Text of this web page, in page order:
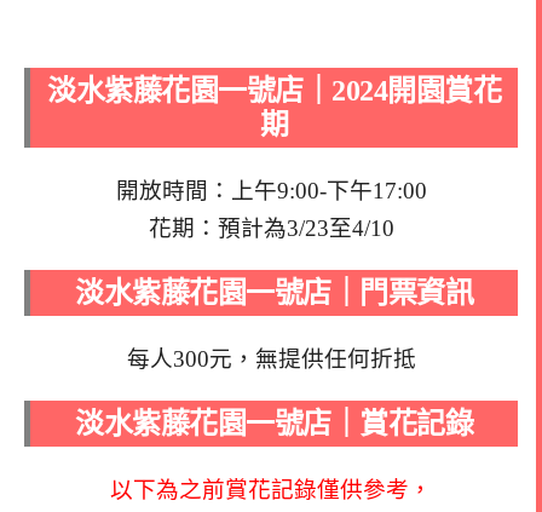
淡水紫藤花園一號店｜2024開園賞花
期
開放時間：上午9:00-下午17:00
花期：預計為3/23至4/10
淡水紫藤花園一號店｜門票資訊
每人300元，無提供任何折抵
淡水紫藤花園一號店｜賞花記錄
以下為之前賞花記錄僅供參考，